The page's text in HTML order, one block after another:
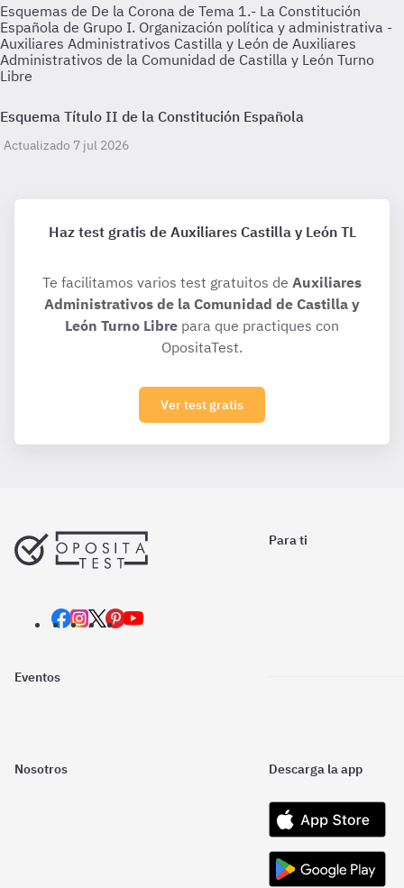
Esquemas de De la Corona de Tema 1.- La Constitución
Española de Grupo I. Organización política y administrativa -
Auxiliares Administrativos Castilla y León de Auxiliares
Administrativos de la Comunidad de Castilla y León Turno
Libre
Esquema Título II de la Constitución Española
Actualizado 7 jul 2026
Haz test gratis de Auxiliares Castilla y León TL
Te facilitamos varios test gratuitos de Auxiliares
Administrativos de la Comunidad de Castilla y
León Turno Libre para que practiques con
OpositaTest.
Ver test gratis
Para ti
Eventos
Nosotros Descarga la app